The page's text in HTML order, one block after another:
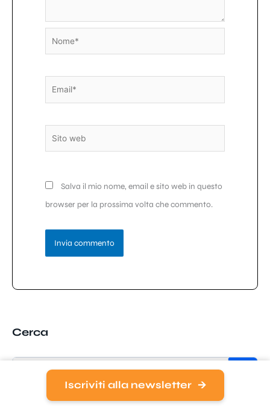
Nome*
Email*
Sito
web
Salva il mio nome, email e sito web in questo
browser per la prossima volta che commento.
Cerca
Iscriviti alla newsletter